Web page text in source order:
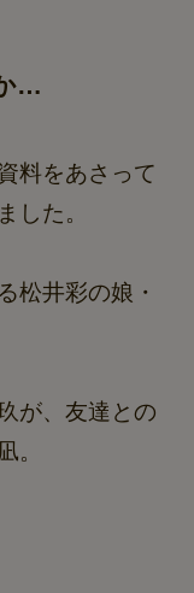
…
料をあさって
した。
松井彩の娘・
が、友達との
。